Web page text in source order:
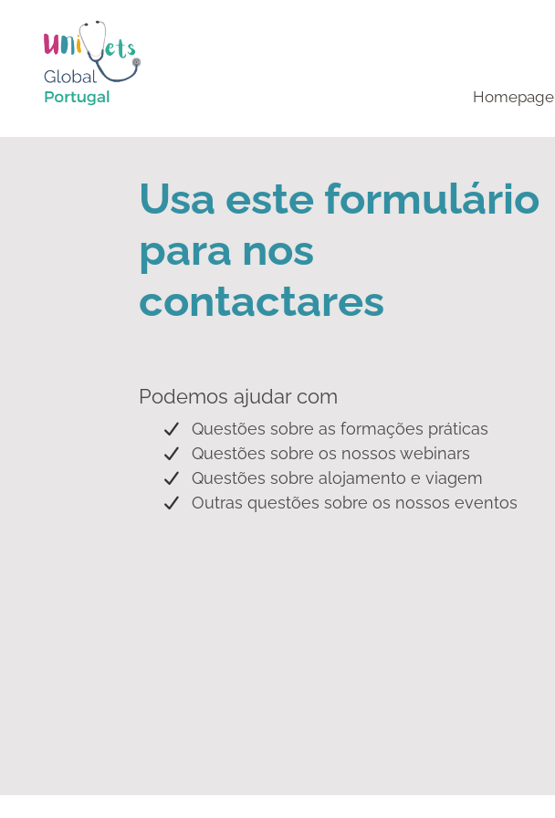
Homepage
Usa este formulário
para nos
contactares
Podemos ajudar com
Questões sobre as formações práticas
Questões sobre os nossos webinars
Questões sobre alojamento e viagem
Outras questões sobre os nossos eventos